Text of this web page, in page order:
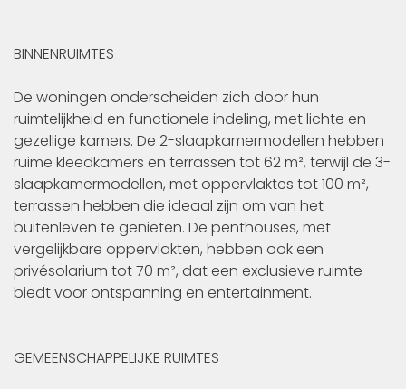
BINNENRUIMTES
De woningen onderscheiden zich door hun
ruimtelijkheid en functionele indeling, met lichte en
gezellige kamers. De 2-slaapkamermodellen hebben
ruime kleedkamers en terrassen tot 62 m², terwijl de 3-
slaapkamermodellen, met oppervlaktes tot 100 m²,
terrassen hebben die ideaal zijn om van het
buitenleven te genieten. De penthouses, met
vergelijkbare oppervlakten, hebben ook een
privésolarium tot 70 m², dat een exclusieve ruimte
biedt voor ontspanning en entertainment.
GEMEENSCHAPPELIJKE RUIMTES